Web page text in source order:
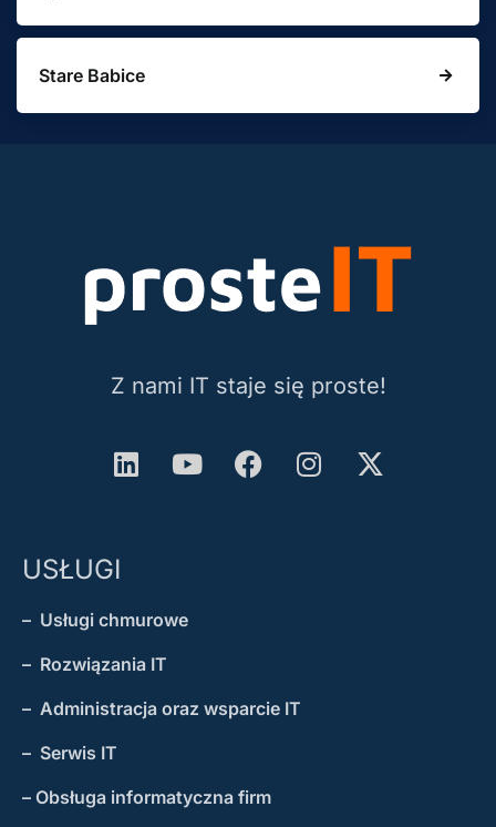
Stare Babice
Z nami IT staje się proste!
USŁUGI
– Usługi chmurowe
– Rozwiązania IT
– Administracja oraz wsparcie IT
– Serwis IT
– Obsługa informatyczna firm